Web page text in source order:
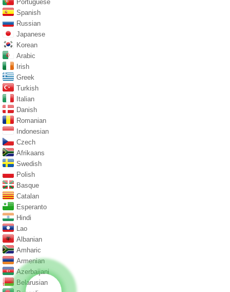
Portuguese
Spanish
Russian
Japanese
Korean
Arabic
Irish
Greek
Turkish
Italian
Danish
Romanian
Indonesian
Czech
Afrikaans
Swedish
Polish
Basque
Catalan
Esperanto
Hindi
Lao
Albanian
Amharic
Armenian
Azerbaijani
Belarusian